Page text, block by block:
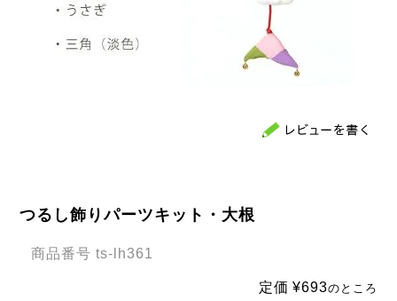
つるし飾りパーツキット・大根
商品番号 ts-lh361
定価 ¥693のところ